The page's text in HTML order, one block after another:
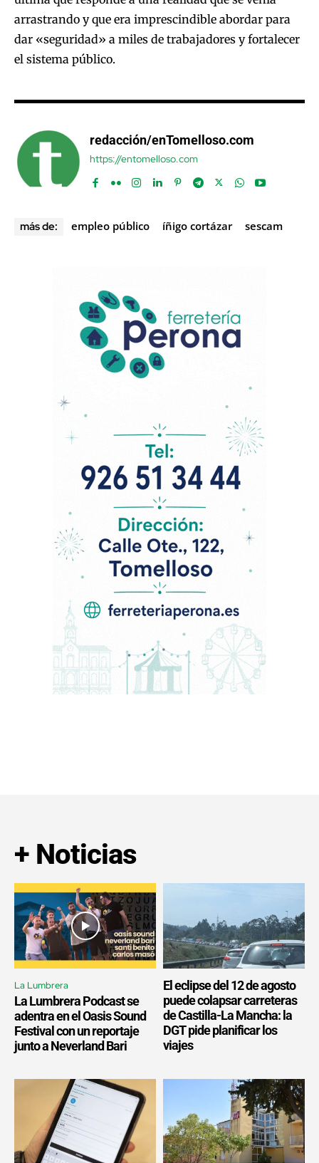
arrastrando y que era imprescindible abordar para
dar «seguridad» a miles de trabajadores y fortalecer
el sistema público.
redacción/enTomelloso.com
https://entomelloso.com
más de: empleo público íñigo cortázar sescam
+ Noticias
La Lumbrera
La Lumbrera Podcast se
adentra en el Oasis Sound
Festival con un reportaje
junto a Neverland Bari
El eclipse del 12 de agosto
puede colapsar carreteras
de Castilla-La Mancha: la
DGT pide planificar los
viajes